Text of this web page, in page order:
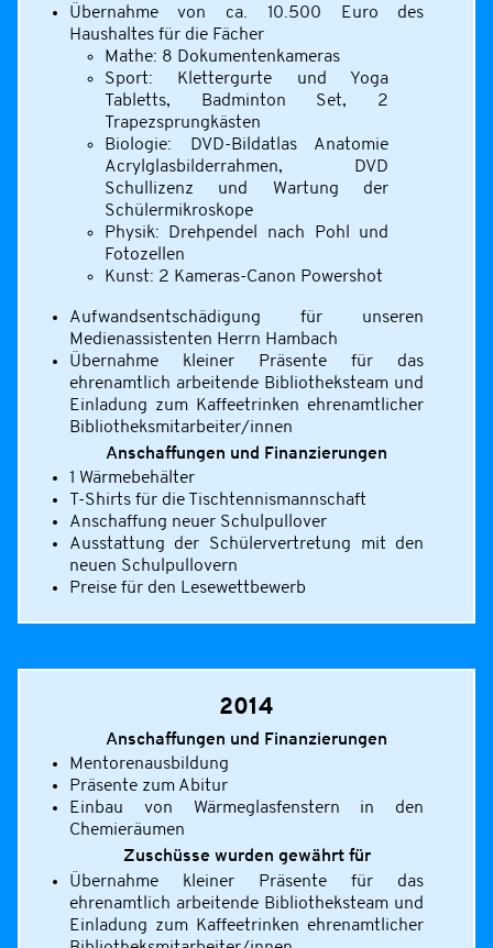
Übernahme von ca. 10.500 Euro des
Haushaltes für die Fächer
Mathe: 8 Dokumentenkameras
Sport: Klettergurte und Yoga
Tabletts, Badminton Set, 2
Trapezsprungkästen
Biologie: DVD-Bildatlas Anatomie
Acrylglasbilderrahmen, DVD
Schullizenz und Wartung der
Schülermikroskope
Physik: Drehpendel nach Pohl und
Fotozellen
Kunst: 2 Kameras-Canon Powershot
Aufwandsentschädigung für unseren
Medienassistenten Herrn Hambach
Übernahme kleiner Präsente für das
ehrenamtlich arbeitende Bibliotheksteam und
Einladung zum Kaffeetrinken ehrenamtlicher
Bibliotheksmitarbeiter/innen
Anschaffungen und Finanzierungen
1 Wärmebehälter
T-Shirts für die Tischtennismannschaft
Anschaffung neuer Schulpullover
Ausstattung der Schülervertretung mit den
neuen Schulpullovern
Preise für den Lesewettbewerb
2014
Anschaffungen und Finanzierungen
Mentorenausbildung
Präsente zum Abitur
Einbau von Wärmeglasfenstern in den
Chemieräumen
Zuschüsse wurden gewährt für
Übernahme kleiner Präsente für das
ehrenamtlich arbeitende Bibliotheksteam und
Einladung zum Kaffeetrinken ehrenamtlicher